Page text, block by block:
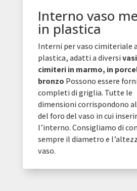
Interno vaso
in plastica
Interni per vaso cimiteriale
plastica, adatti a diversi
cimiteri in marmo, in
bronzo Possono essere
completi di griglia. Tutte le
dimensioni corrispondono
del foro del vaso in cui
l’interno. Consigliamo di
sempre il diametro e
vaso.